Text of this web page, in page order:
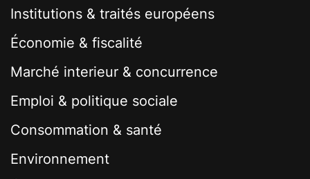
Institutions & traités européens
Économie & fiscalité
Marché interieur & concurrence
Emploi & politique sociale
Consommation & santé
Environnement